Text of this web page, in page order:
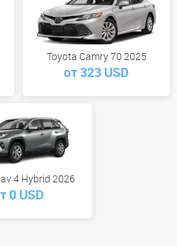
Toyota Camry 70 2025
от 323 USD
4 Hybrid 2026
0 USD